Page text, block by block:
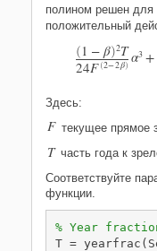
полином решен для
положительный
( 1 −β)2T
24F (2−2β) α3 +
Здесь:
F текущее прямое
T часть года к
Соответствуйте
функции.
% Year
T =